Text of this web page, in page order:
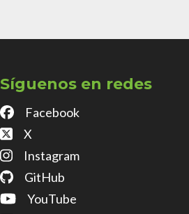
Síguenos en redes
Facebook
X
Instagram
GitHub
YouTube